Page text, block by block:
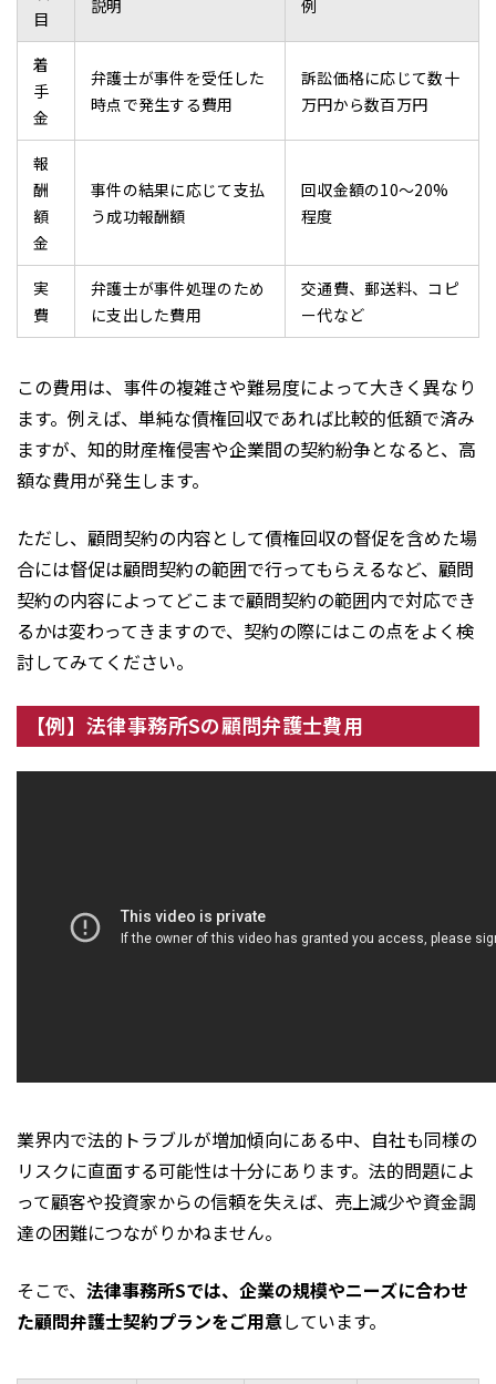
目
説明 例
着
手
金
弁護士が事件を受任した
時点で発生する費用
訴訟価格に応じて数十
万円から数百万円
報
酬
額
金
事件の結果に応じて支払
う成功報酬額
回収金額の10〜20%
程度
実
費
弁護士が事件処理のため
に支出した費用
交通費、郵送料、コピ
ー代など
この費用は、事件の複雑さや難易度によって大きく異なり
ます。例えば、単純な債権回収であれば比較的低額で済み
ますが、知的財産権侵害や企業間の契約紛争となると、高
額な費用が発生します。
ただし、顧問契約の内容として債権回収の督促を含めた場
合には督促は顧問契約の範囲で行ってもらえるなど、顧問
契約の内容によってどこまで顧問契約の範囲内で対応でき
るかは変わってきますので、契約の際にはこの点をよく検
討してみてください。
【例】法律事務所Sの顧問弁護士費用
業界内で法的トラブルが増加傾向にある中、自社も同様の
リスクに直面する可能性は十分にあります。法的問題によ
って顧客や投資家からの信頼を失えば、売上減少や資金調
達の困難につながりかねません。
そこで、 法律事務所Sでは、企業の規模やニーズに合わせ
た顧問弁護士契約プランをご用意しています。